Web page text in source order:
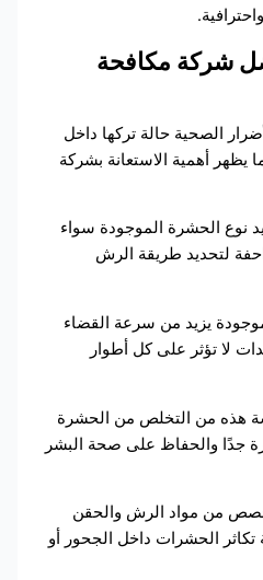
شركة مكافحة
الصحية حالة تركها داخل
يظهر أهمية الاستعانة بشركة
نوع الحشرة الموجودة سواء
لتحديد طريقة الرش
يزيد من سرعة القضاء
لا تؤثر على كل أطوار
هذه من التخلص من الحشرة
جدًا والحفاظ على صحة البشر
من مواد الرش والحقن
تكاثر الحشرات داخل الجحور أو